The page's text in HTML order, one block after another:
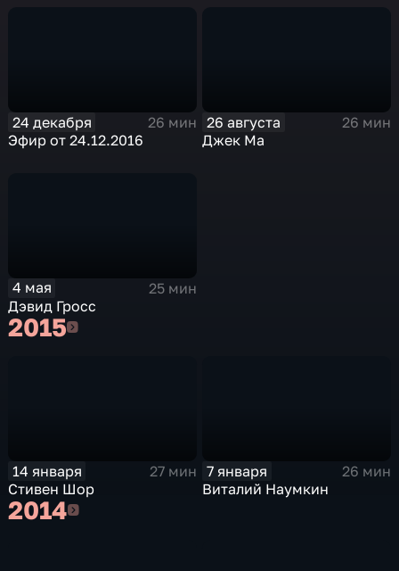
24 декабря
26 мин
Эфир от 24.12.2016
26 августа
26 мин
Джек Ма
4 мая
25 мин
Дэвид Гросс
20152015
14 января
27 мин
Стивен Шор
7 января
26 мин
Виталий Наумкин
20142014